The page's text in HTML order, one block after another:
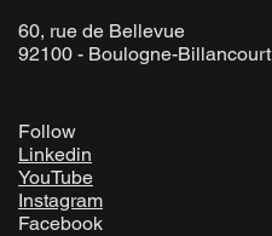
60, rue de Bellevue
92100 - Boulogne-Billancourt
Follow
Linkedin
YouTube
Instagram
Facebook